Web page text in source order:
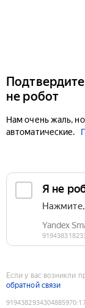
не робот
Нам очень жаль,
автоматические.
Если у вас возникли
обратной связи
9194382934304885970: